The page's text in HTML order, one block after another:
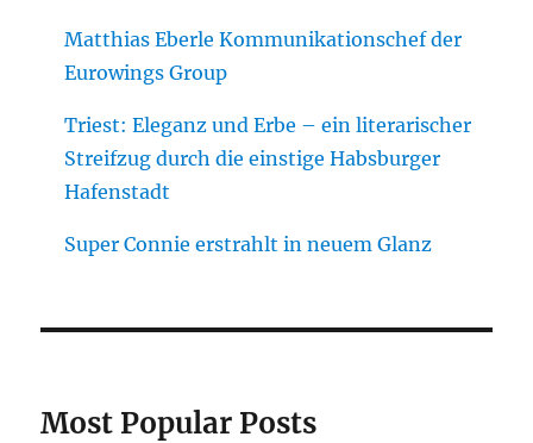
Matthias Eberle Kommunikationschef der
Eurowings Group
Triest: Eleganz und Erbe – ein literarischer
Streifzug durch die einstige Habsburger
Hafenstadt
Super Connie erstrahlt in neuem Glanz
Most Popular Posts